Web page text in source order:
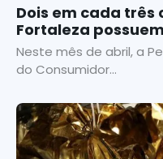
Dois em cada três
Fortaleza
Neste mês de abril, a
do Consumidor...